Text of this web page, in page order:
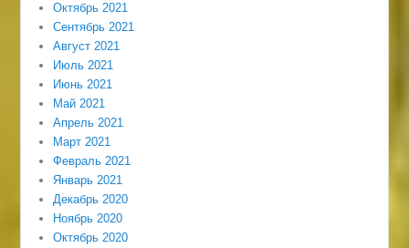
Октябрь 2021
Сентябрь 2021
Август 2021
Июль 2021
Июнь 2021
Май 2021
Апрель 2021
Март 2021
Февраль 2021
Январь 2021
Декабрь 2020
Ноябрь 2020
Октябрь 2020